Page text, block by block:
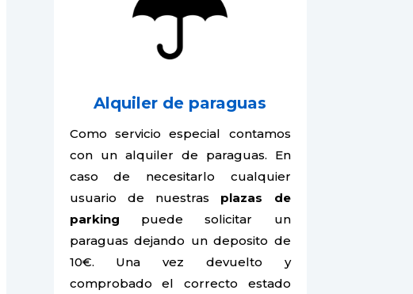
Alquiler de paraguas
Como servicio especial contamos
con un alquiler de paraguas. En
caso de necesitarlo cualquier
usuario de nuestras plazas de
parking puede solicitar un
paraguas dejando un deposito de
10€. Una vez devuelto y
comprobado el correcto estado